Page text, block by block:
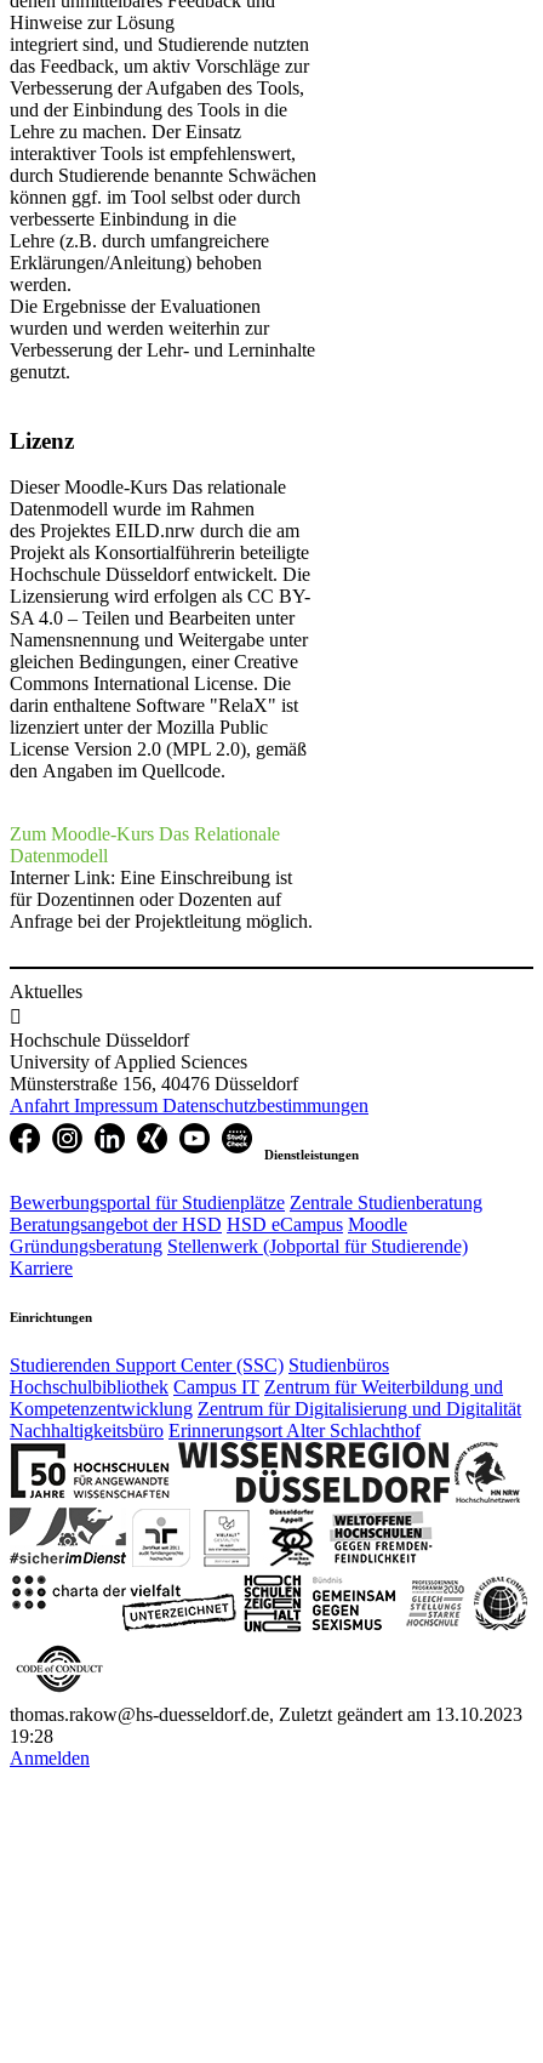
Hinweise zur Lösung
integriert sind, und Studierende nutzten
das Feedback, um aktiv Vorschläge zur
Verbesserung der Aufgaben des Tools,
und der Einbindung des Tools in die
Lehre zu machen. ​Der Einsatz
interaktiver Tools ist empfehlenswert,
durch Studierende benannte Schwächen
können ggf. im Tool selbst oder durch
verbesserte Einbindung in die
Lehre (z.B. durch umfangreichere
Erklärungen/Anleitung) behoben
werden.
Die Ergebnisse der Evaluationen
wurden und werden weiterhin zur
Verbesserung der Lehr- und Lerninhalte
genutzt.
Lizenz​
Dieser Moodle-Kurs Das relationale
Datenmodell wurde im Rahmen
des Projektes EILD.nrw durch die am
Projekt als Konsortialführerin b​eteiligte
Hochschule Düsseldorf entwickelt. Die
Lizensierung wird erfolgen als CC BY-
SA 4.0 – Teilen und Bearbeiten unter
Namensnennung und Weitergabe unter
gleichen Bedingungen, einer Creative
Commons International License. Die
darin enthaltene Software "RelaX" ist
lizenziert unter der Mozilla Public
License Version 2.0 (MPL 2.0), gemäß
den Angaben im Quellcode.​
Zum Moodle-Kurs ​Das Relatio​nale
Datenmodell
Interner Link: Eine Einschreibung ist
für Dozentinnen oder Dozenten auf
Anfrage bei der Projektleitung möglich.
Aktuelles

Hochschule Düsseldorf
University of Applied Sciences
Münsterstraße 156, 40476 Düsseldorf
Anfahrt Impressum Datenschutzbestimmungen
Dienstleistungen
Bewerbungsportal für Studienplätze Zentrale Studienberatung
Beratungsangebot der HSD HSD eCampus Moodle
Gründungsberatung Stellenwerk (Jobportal für Studierende)
Karriere
Einrichtungen
Studierenden Support Center (SSC) Studienbüros
Hochschulbibliothek Campus IT Zentrum für Weiterbildung und
Kompetenzentwicklung Zentrum für Digitalisierung und Digitalität
Nachhaltigkeitsbüro Erinnerungsort Alter Schlachthof
thomas.rakow@hs-duesseldorf.de, Zuletzt geändert am 13.10.2023
19:28
Anmelden